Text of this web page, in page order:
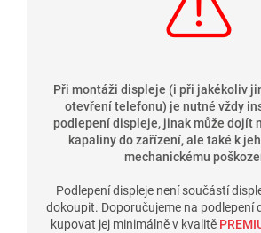
Při montáži displeje (i při jakékoliv
otevření telefonu) je nutné vždy
podlepení displeje, jinak může dojít
kapaliny do zařízení, ale také k
mechanickému
Podlepení displeje není součástí
dokoupit. Doporučujeme na podlepení
kupovat jej minimálně v kvalitě